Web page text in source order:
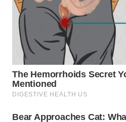
WN
SAMOSIR
WN
PADANG
LAWAS
WN